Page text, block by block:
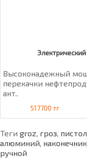
Высоконадежный
перекачки
ант..
517700 тг
Теги groz, гроз,
алюминий, наконечник
ручной